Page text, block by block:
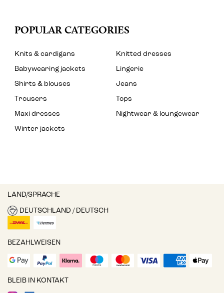
POPULAR CATEGORIES
Knits & cardigans
Knitted dresses
Babywearing jackets
Lingerie
Shirts & blouses
Jeans
Trousers
Tops
Maxi dresses
Nightwear & loungewear
Winter jackets
LAND/SPRACHE
DEUTSCHLAND / DEUTSCH
BEZAHLWEISEN
BLEIB IN KONTAKT